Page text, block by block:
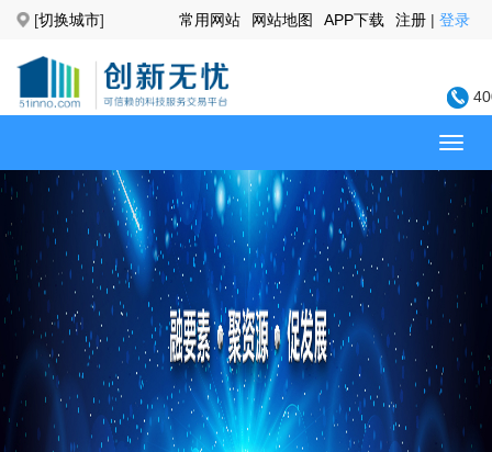
[切换城市] 常用网站 网站地图 APP下载 注册 | 登录